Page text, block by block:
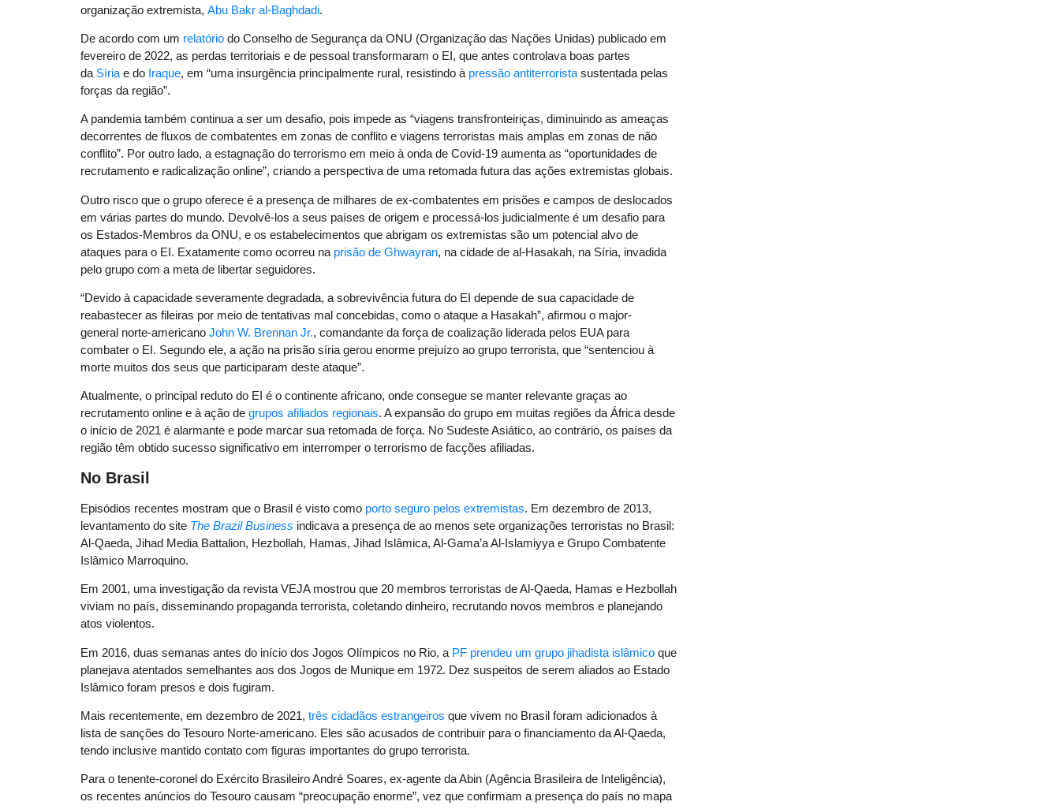
organização extremista, Abu Bakr al-Baghdadi.
De acordo com um relatório do Conselho de Segurança da ONU (Organização das Nações Unidas) publicado em
fevereiro de 2022, as perdas territoriais e de pessoal transformaram o EI, que antes controlava boas partes
da Síria e do Iraque, em “uma insurgência principalmente rural, resistindo à pressão antiterrorista sustentada pelas
forças da região”.
A pandemia também continua a ser um desafio, pois impede as “viagens transfronteiriças, diminuindo as ameaças
decorrentes de fluxos de combatentes em zonas de conflito e viagens terroristas mais amplas em zonas de não
conflito”. Por outro lado, a estagnação do terrorismo em meio à onda de Covid-19 aumenta as “oportunidades de
recrutamento e radicalização online”, criando a perspectiva de uma retomada futura das ações extremistas globais.
Outro risco que o grupo oferece é a presença de milhares de ex-combatentes em prisões e campos de deslocados
em várias partes do mundo. Devolvê-los a seus países de origem e processá-los judicialmente é um desafio para
os Estados-Membros da ONU, e os estabelecimentos que abrigam os extremistas são um potencial alvo de
ataques para o EI. Exatamente como ocorreu na prisão de Ghwayran, na cidade de al-Hasakah, na Síria, invadida
pelo grupo com a meta de libertar seguidores.
“Devido à capacidade severamente degradada, a sobrevivência futura do EI depende de sua capacidade de
reabastecer as fileiras por meio de tentativas mal concebidas, como o ataque a Hasakah”, afirmou o major-
general norte-americano John W. Brennan Jr., comandante da força de coalização liderada pelos EUA para
combater o EI. Segundo ele, a ação na prisão síria gerou enorme prejuízo ao grupo terrorista, que “sentenciou à
morte muitos dos seus que participaram deste ataque”.
Atualmente, o principal reduto do EI é o continente africano, onde consegue se manter relevante graças ao
recrutamento online e à ação de grupos afiliados regionais. A expansão do grupo em muitas regiões da África desde
o início de 2021 é alarmante e pode marcar sua retomada de força. No Sudeste Asiático, ao contrário, os países da
região têm obtido sucesso significativo em interromper o terrorismo de facções afiliadas.
No Brasil
Episódios recentes mostram que o Brasil é visto como porto seguro pelos extremistas. Em dezembro de 2013,
levantamento do site The Brazil Business indicava a presença de ao menos sete organizações terroristas no Brasil:
Al-Qaeda, Jihad Media Battalion, Hezbollah, Hamas, Jihad Islâmica, Al-Gama’a Al-Islamiyya e Grupo Combatente
Islâmico Marroquino.
Em 2001, uma investigação da revista VEJA mostrou que 20 membros terroristas de Al-Qaeda, Hamas e Hezbollah
viviam no país, disseminando propaganda terrorista, coletando dinheiro, recrutando novos membros e planejando
atos violentos.
Em 2016, duas semanas antes do início dos Jogos Olímpicos no Rio, a PF prendeu um grupo jihadista islâmico que
planejava atentados semelhantes aos dos Jogos de Munique em 1972. Dez suspeitos de serem aliados ao Estado
Islâmico foram presos e dois fugiram.
Mais recentemente, em dezembro de 2021, três cidadãos estrangeiros que vivem no Brasil foram adicionados à
lista de sanções do Tesouro Norte-americano. Eles são acusados de contribuir para o financiamento da Al-Qaeda,
tendo inclusive mantido contato com figuras importantes do grupo terrorista.
Para o tenente-coronel do Exército Brasileiro André Soares, ex-agente da Abin (Agência Brasileira de Inteligência),
os recentes anúncios do Tesouro causam “preocupação enorme”, vez que confirmam a presença do país no mapa